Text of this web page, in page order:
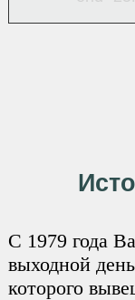
С 1979 года
выходной
которого